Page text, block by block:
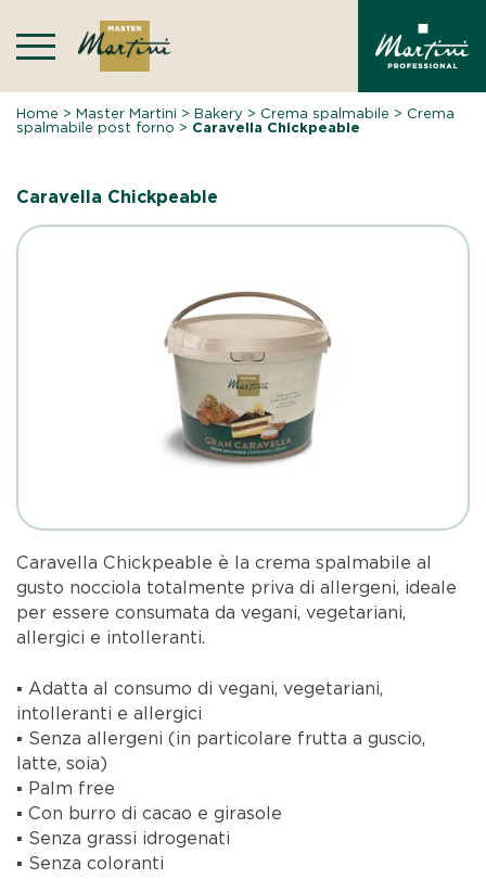
content
Home >Master Martini >Bakery > Crema spalmabile > Crema
spalmabile post forno > Caravella Chickpeable
Caravella Chickpeable
Caravella Chickpeable è la crema spalmabile al
gusto nocciola totalmente priva di allergeni, ideale
per essere consumata da vegani, vegetariani,
allergici e intolleranti.
▪ Adatta al consumo di vegani, vegetariani,
intolleranti e allergici
▪ Senza allergeni (in particolare frutta a guscio,
latte, soia)
▪ Palm free
▪ Con burro di cacao e girasole
▪ Senza grassi idrogenati
▪ Senza coloranti